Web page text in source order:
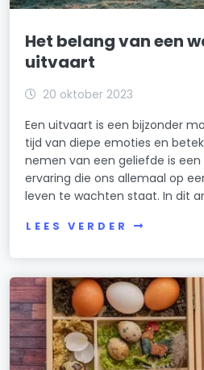
Het belang van een
uitvaart
20 oktober 2023
Een uitvaart is een bijzonder
tijd van diepe emoties en
nemen van een geliefde is een
ervaring die ons allemaal op
leven te wachten staat. In dit
LEES VERDER